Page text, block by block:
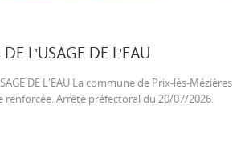
L'USAGE DE L'EAU
DE L'EAU La commune de Prix-lès-Mézières
renforcée. Arrêté préfectoral du 20/07/2026.